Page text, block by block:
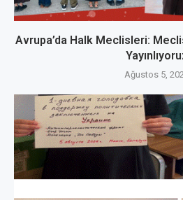
Avrupa’da Halk Meclisleri:
Ağustos 5,